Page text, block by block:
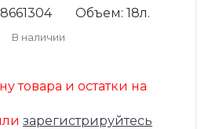
Объем: 18л.
В наличии
товара и остатки на
зарегистрируйтесь